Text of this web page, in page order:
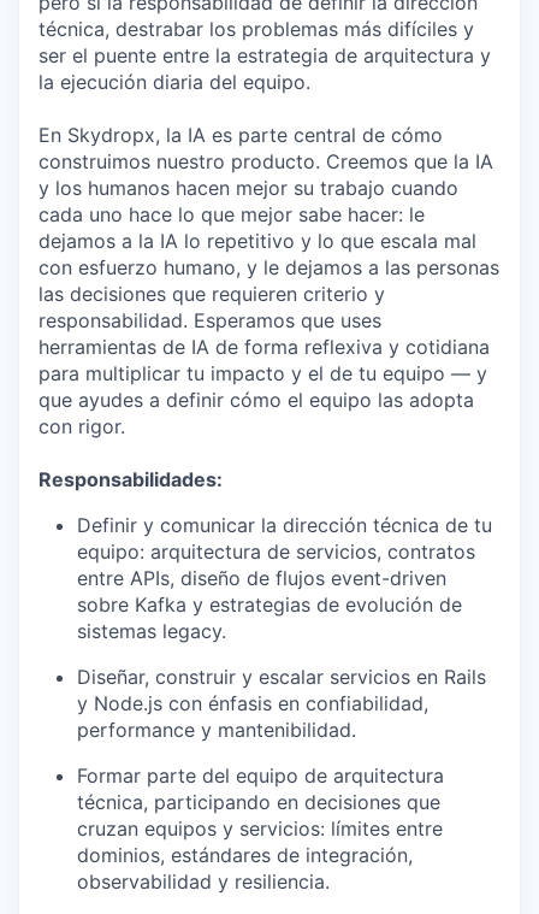
técnica, destrabar los problemas más difíciles y
ser el puente entre la estrategia de arquitectura y
la ejecución diaria del equipo.
En Skydropx, la IA es parte central de cómo
construimos nuestro producto. Creemos que la IA
y los humanos hacen mejor su trabajo cuando
cada uno hace lo que mejor sabe hacer: le
dejamos a la IA lo repetitivo y lo que escala mal
con esfuerzo humano, y le dejamos a las personas
las decisiones que requieren criterio y
responsabilidad. Esperamos que uses
herramientas de IA de forma reflexiva y cotidiana
para multiplicar tu impacto y el de tu equipo — y
que ayudes a definir cómo el equipo las adopta
con rigor.
Responsabilidades:
Definir y comunicar la dirección técnica de tu
equipo: arquitectura de servicios, contratos
entre APIs, diseño de flujos event-driven
sobre Kafka y estrategias de evolución de
sistemas legacy.
Diseñar, construir y escalar servicios en Rails
y Node.js con énfasis en confiabilidad,
performance y mantenibilidad.
Formar parte del equipo de arquitectura
técnica, participando en decisiones que
cruzan equipos y servicios: límites entre
dominios, estándares de integración,
observabilidad y resiliencia.